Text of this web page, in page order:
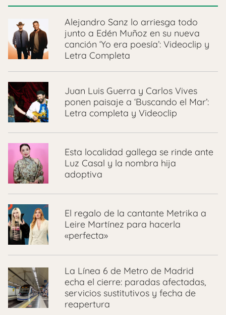
Alejandro Sanz lo arriesga todo
junto a Edén Muñoz en su nueva
canción ‘Yo era poesía’: Videoclip y
Letra Completa
Juan Luis Guerra y Carlos Vives
ponen paisaje a ‘Buscando el Mar’:
Letra completa y Videoclip
Esta localidad gallega se rinde ante
Luz Casal y la nombra hija
adoptiva
El regalo de la cantante Metrika a
Leire Martínez para hacerla
«perfecta»
La Línea 6 de Metro de Madrid
echa el cierre: paradas afectadas,
servicios sustitutivos y fecha de
reapertura